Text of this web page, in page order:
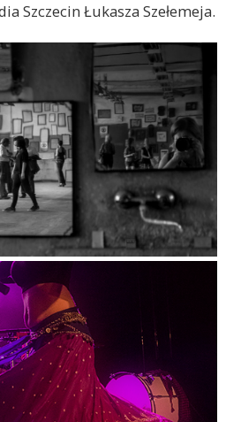
Szczecin Łukasza Szełemeja.